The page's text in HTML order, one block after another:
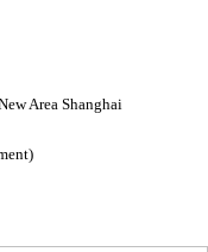
Area Shanghai